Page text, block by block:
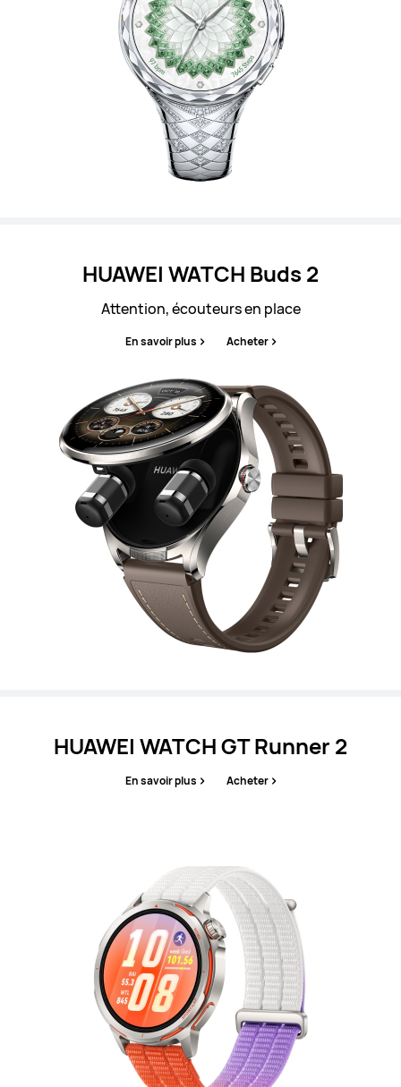
HUAWEI WATCH Buds 2
Attention, écouteurs en place
En savoir plus Acheter
HUAWEI WATCH GT Runner 2
En savoir plus Acheter